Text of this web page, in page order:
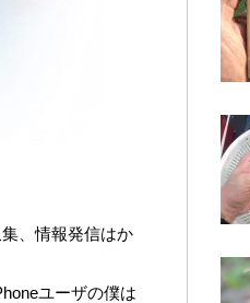
、情報発信はか
ユーザの僕は